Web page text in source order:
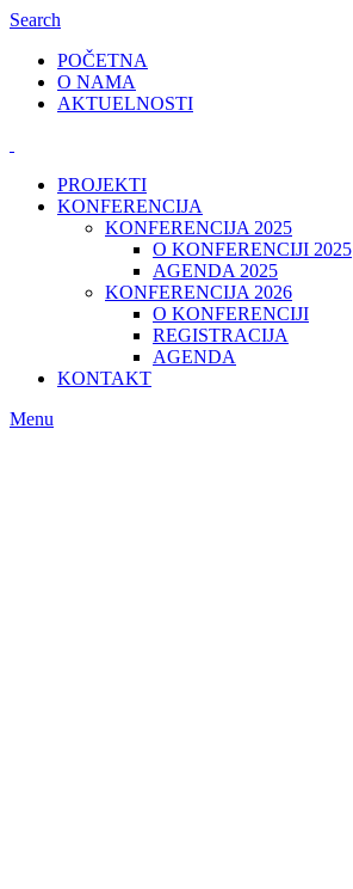
Search
POČETNA
O NAMA
AKTUELNOSTI
PROJEKTI
KONFERENCIJA
KONFERENCIJA 2025
O KONFERENCIJI 2025
AGENDA 2025
KONFERENCIJA 2026
O KONFERENCIJI
REGISTRACIJA
AGENDA
KONTAKT
Menu